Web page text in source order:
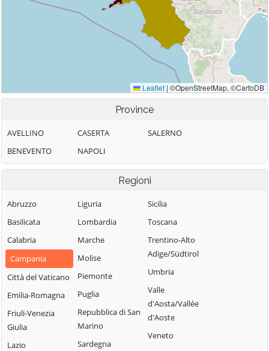
Province
AVELLINO
BENEVENTO
CASERTA
NAPOLI
SALERNO
Regioni
Abruzzo
Basilicata
Calabria
Campania
Città del Vaticano
Emilia-Romagna
Friuli-Venezia
Giulia
Lazio
Liguria
Lombardia
Marche
Molise
Piemonte
Puglia
Repubblica di San
Marino
Sardegna
Sicilia
Toscana
Trentino-Alto
Adige/Südtirol
Umbria
Valle
d'Aosta/Vallée
d'Aoste
Veneto